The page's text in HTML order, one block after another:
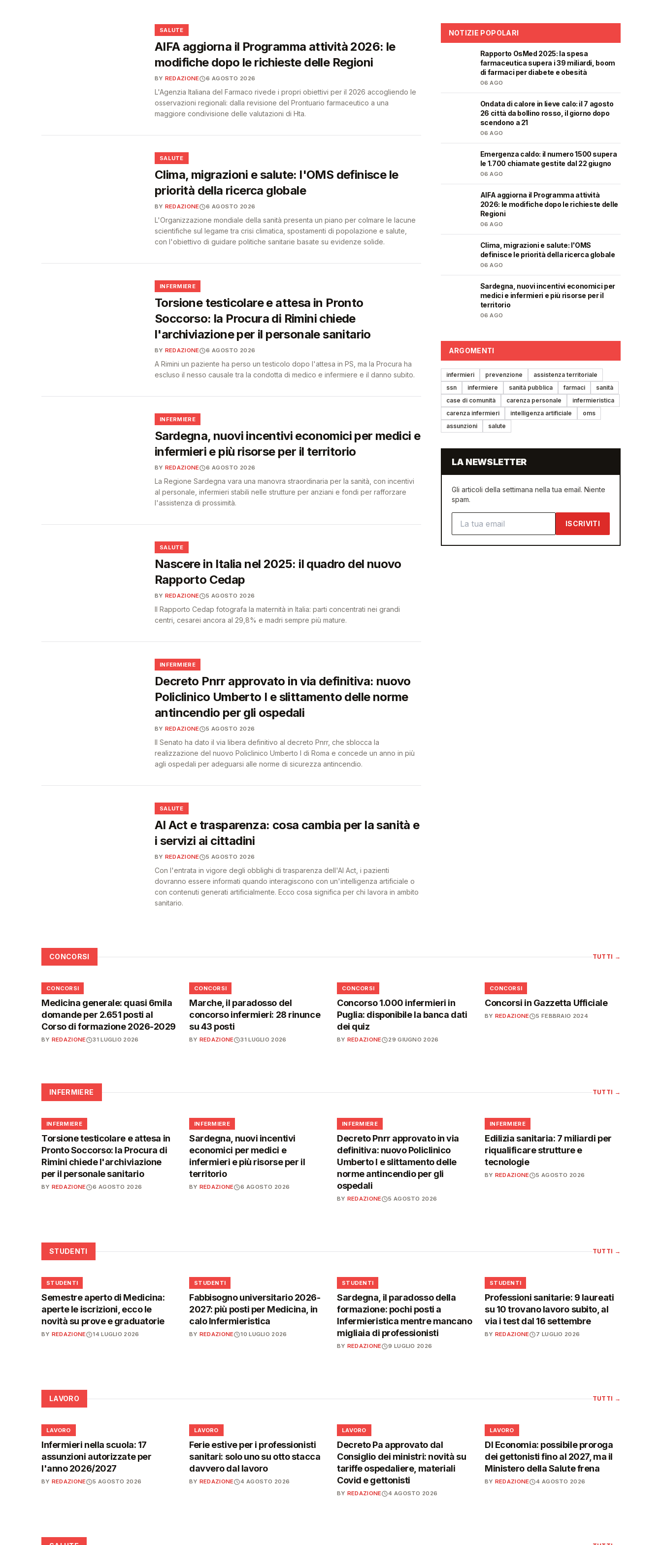
SALUTE
AIFA aggiorna il Programma attività 2026: le
modifiche dopo le richieste delle Regioni
BY REDAZIONE 6 AGOSTO 2026
L'Agenzia Italiana del Farmaco rivede i propri obiettivi per il 2026 accogliendo le
osservazioni regionali: dalla revisione del Prontuario farmaceutico a una
maggiore condivisione delle valutazioni di Hta.
SALUTE
Clima, migrazioni e salute: l'OMS definisce le
priorità della ricerca globale
BY REDAZIONE 6 AGOSTO 2026
L'Organizzazione mondiale della sanità presenta un piano per colmare le lacune
scientifiche sul legame tra crisi climatica, spostamenti di popolazione e salute,
con l'obiettivo di guidare politiche sanitarie basate su evidenze solide.
INFERMIERE
Torsione testicolare e attesa in Pronto
Soccorso: la Procura di Rimini chiede
l'archiviazione per il personale sanitario
BY REDAZIONE 6 AGOSTO 2026
A Rimini un paziente ha perso un testicolo dopo l'attesa in PS, ma la Procura ha
escluso il nesso causale tra la condotta di medico e infermiere e il danno subito.
INFERMIERE
Sardegna, nuovi incentivi economici per medici e
infermieri e più risorse per il territorio
BY REDAZIONE 6 AGOSTO 2026
La Regione Sardegna vara una manovra straordinaria per la sanità, con incentivi
al personale, infermieri stabili nelle strutture per anziani e fondi per rafforzare
l'assistenza di prossimità.
SALUTE
Nascere in Italia nel 2025: il quadro del nuovo
Rapporto Cedap
BY REDAZIONE 5 AGOSTO 2026
Il Rapporto Cedap fotografa la maternità in Italia: parti concentrati nei grandi
centri, cesarei ancora al 29,8% e madri sempre più mature.
INFERMIERE
Decreto Pnrr approvato in via definitiva: nuovo
Policlinico Umberto I e slittamento delle norme
antincendio per gli ospedali
BY REDAZIONE 5 AGOSTO 2026
Il Senato ha dato il via libera definitivo al decreto Pnrr, che sblocca la
realizzazione del nuovo Policlinico Umberto I di Roma e concede un anno in più
agli ospedali per adeguarsi alle norme di sicurezza antincendio.
SALUTE
AI Act e trasparenza: cosa cambia per la sanità e
i servizi ai cittadini
BY REDAZIONE 5 AGOSTO 2026
Con l'entrata in vigore degli obblighi di trasparenza dell'AI Act, i pazienti
dovranno essere informati quando interagiscono con un'intelligenza artificiale o
con contenuti generati artificialmente. Ecco cosa significa per chi lavora in ambito
sanitario.
NOTIZIE POPOLARI
Rapporto OsMed 2025: la spesa
farmaceutica supera i 39 miliardi, boom
di farmaci per diabete e obesità
06 AGO
Ondata di calore in lieve calo: il 7 agosto
26 città da bollino rosso, il giorno dopo
scendono a 21
06 AGO
Emergenza caldo: il numero 1500 supera
le 1.700 chiamate gestite dal 22 giugno
06 AGO
AIFA aggiorna il Programma attività
2026: le modifiche dopo le richieste delle
Regioni
06 AGO
Clima, migrazioni e salute: l'OMS
definisce le priorità della ricerca globale
06 AGO
Sardegna, nuovi incentivi economici per
medici e infermieri e più risorse per il
territorio
06 AGO
ARGOMENTI
infermieri prevenzione
assistenza territoriale
ssn
infermiere sanità pubblica farmaci
sanità
case di comunità
carenza personale
infermieristica
carenza infermieri
intelligenza artificiale
oms
assunzioni
salute
LA NEWSLETTER
Gli articoli della settimana nella tua email. Niente
spam.
ISCRIVITI
CONCORSI TUTTI →
📋
CONCORSI
Medicina generale: quasi 6mila
domande per 2.651 posti al
Corso di formazione 2026-2029
BY REDAZIONE 31 LUGLIO 2026
📋
CONCORSI
Marche, il paradosso del
concorso infermieri: 28 rinunce
su 43 posti
BY REDAZIONE 31 LUGLIO 2026
📋
CONCORSI
Concorso 1.000 infermieri in
Puglia: disponibile la banca dati
dei quiz
BY REDAZIONE 29 GIUGNO 2026
📋
CONCORSI
Concorsi in Gazzetta Ufficiale
BY REDAZIONE 5 FEBBRAIO 2024
INFERMIERE TUTTI →
🩺
INFERMIERE
Torsione testicolare e attesa in
Pronto Soccorso: la Procura di
Rimini chiede l'archiviazione
per il personale sanitario
BY REDAZIONE 6 AGOSTO 2026
🩺
INFERMIERE
Sardegna, nuovi incentivi
economici per medici e
infermieri e più risorse per il
territorio
BY REDAZIONE 6 AGOSTO 2026
🩺
INFERMIERE
Decreto Pnrr approvato in via
definitiva: nuovo Policlinico
Umberto I e slittamento delle
norme antincendio per gli
ospedali
BY REDAZIONE 5 AGOSTO 2026
🩺
INFERMIERE
Edilizia sanitaria: 7 miliardi per
riqualificare strutture e
tecnologie
BY REDAZIONE 5 AGOSTO 2026
STUDENTI TUTTI →
🎓
STUDENTI
Semestre aperto di Medicina:
aperte le iscrizioni, ecco le
novità su prove e graduatorie
BY REDAZIONE 14 LUGLIO 2026
🎓
STUDENTI
Fabbisogno universitario 2026-
2027: più posti per Medicina, in
calo Infermieristica
BY REDAZIONE 10 LUGLIO 2026
🎓
STUDENTI
Sardegna, il paradosso della
formazione: pochi posti a
Infermieristica mentre mancano
migliaia di professionisti
BY REDAZIONE 9 LUGLIO 2026
🎓
STUDENTI
Professioni sanitarie: 9 laureati
su 10 trovano lavoro subito, al
via i test dal 16 settembre
BY REDAZIONE 7 LUGLIO 2026
LAVORO TUTTI →
💼
LAVORO
Infermieri nella scuola: 17
assunzioni autorizzate per
l'anno 2026/2027
BY REDAZIONE 5 AGOSTO 2026
💼
LAVORO
Ferie estive per i professionisti
sanitari: solo uno su otto stacca
davvero dal lavoro
BY REDAZIONE 4 AGOSTO 2026
💼
LAVORO
Decreto Pa approvato dal
Consiglio dei ministri: novità su
tariffe ospedaliere, materiali
Covid e gettonisti
BY REDAZIONE 4 AGOSTO 2026
💼
LAVORO
Dl Economia: possibile proroga
dei gettonisti fino al 2027, ma il
Ministero della Salute frena
BY REDAZIONE 4 AGOSTO 2026